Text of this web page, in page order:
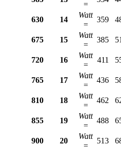
=
630 14
Watt
=
359
675 15
Watt
=
385
720 16
Watt
=
411
765 17
Watt
=
436
810 18
Watt
=
462
855 19
Watt
=
488
900 20
Watt
=
513